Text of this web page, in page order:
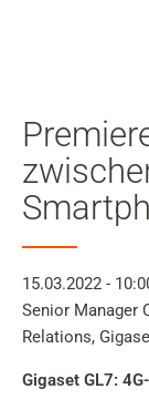
Zur Suche
Zur
Zu den
Shift+Alt+C
15.03.2022 -
Senior Manager
Relations,
Gigaset GL7: